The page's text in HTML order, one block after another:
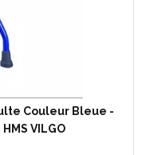
Couleur Bleue -
VILGO